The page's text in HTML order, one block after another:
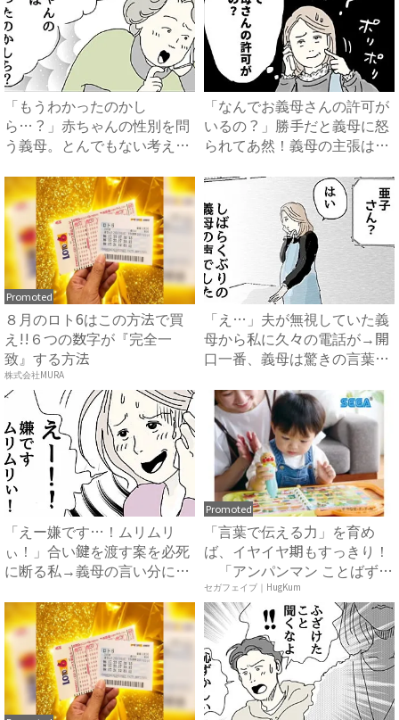
「もうわかったのかし
ら…？」赤ちゃんの性別を問
う義母。とんでもない考えが
「なんでお義母さんの許可が
いるの？」勝手だと義母に怒
られてあ然！義母の主張は…
Promoted
８月のロト6はこの方法で買
え!!６つの数字が『完全一
致』する方法
株式会社MURA
「え…」夫が無視していた義
母から私に久々の電話が→開
口一番、義母は驚きの言葉
「えー嫌です…！ムリムリ
ぃ！」合い鍵を渡す案を必死
に断る私→義母の言い分にあ
Promoted
「言葉で伝える力」を育め
ば、イヤイヤ期もすっきり！
「アンパンマン ことばずか
ん...
セガフェイブ｜HugKum